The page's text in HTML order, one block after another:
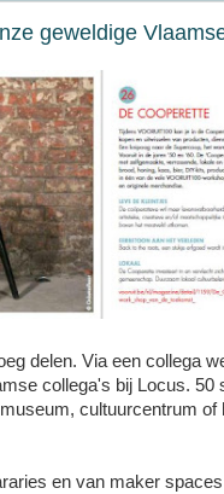
geweldige
delen. Via een collega
collega's bij Locus. 50
cultuurcentrum
en van maker